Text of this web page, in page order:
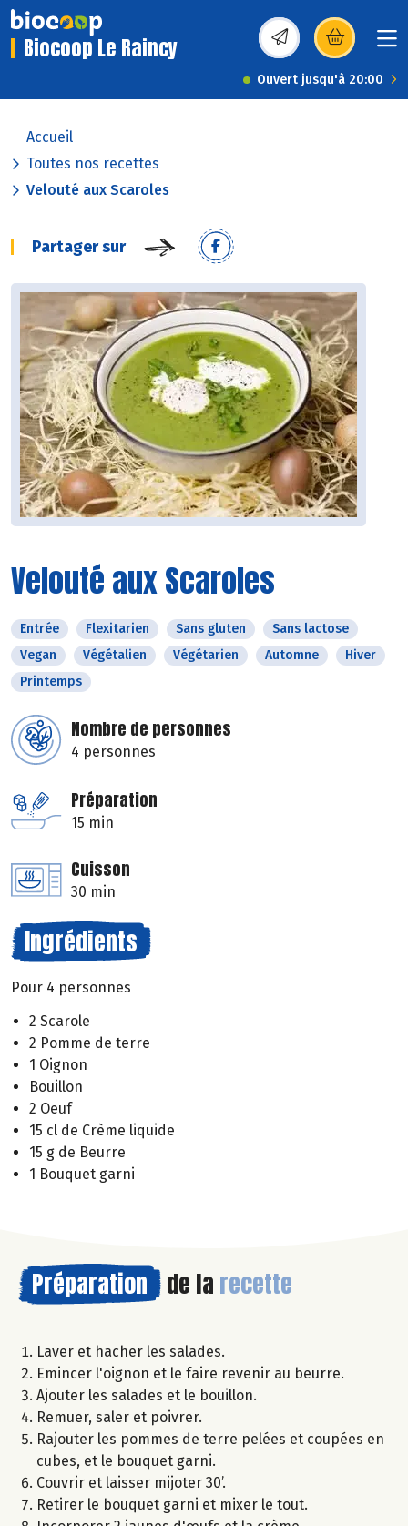
Biocoop Le Raincy (s’ouvre dans une
Ouvert jusqu'à 20:00
Accueil
Toutes nos recettes
Velouté aux Scaroles
Partager sur
Velouté aux Scaroles
Entrée Flexitarien Sans gluten
Sans lactose
Vegan
Végétalien Végétarien Automne
Hiver
Printemps
Nombre de personnes
4 personnes
Préparation
15 min
Cuisson
30 min
Ingrédients
Pour 4 personnes
2 Scarole
2 Pomme de terre
1 Oignon
Bouillon
2 Oeuf
15 cl de Crème liquide
15 g de Beurre
1 Bouquet garni
Préparation de la recette
Laver et hacher les salades.
Emincer l'oignon et le faire revenir au beurre.
Ajouter les salades et le bouillon.
Remuer, saler et poivrer.
Rajouter les pommes de terre pelées et coupées en
cubes, et le bouquet garni.
Couvrir et laisser mijoter 30’.
Retirer le bouquet garni et mixer le tout.